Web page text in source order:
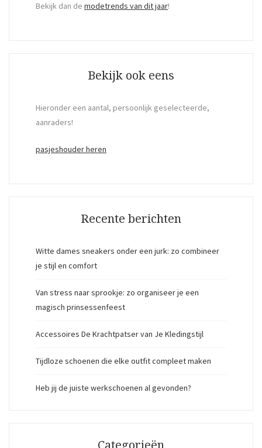
Bekijk dan de modetrends van dit jaar!
Bekijk ook eens
Hieronder een aantal, persoonlijk geselecteerde,
aanraders!
pasjeshouder heren
Recente berichten
Witte dames sneakers onder een jurk: zo combineer
je stijl en comfort
Van stress naar sprookje: zo organiseer je een
magisch prinsessenfeest
Accessoires De Krachtpatser van Je Kledingstijl
Tijdloze schoenen die elke outfit compleet maken
Heb jij de juiste werkschoenen al gevonden?